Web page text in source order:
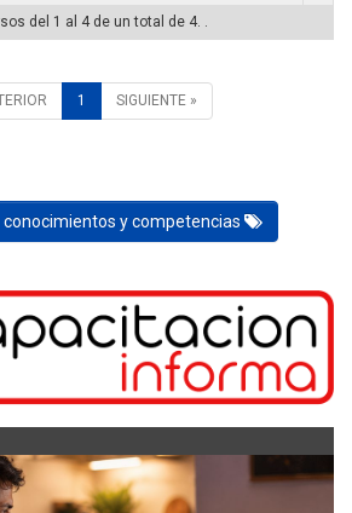
del 1 al 4 de un total de 4. .
1 SIGUIENTE »
conocimientos y competencias